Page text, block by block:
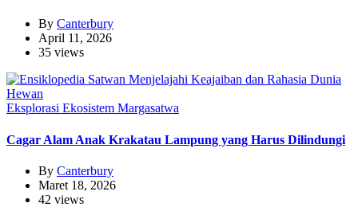
By Canterbury
April 11, 2026
35 views
Eksplorasi Ekosistem Margasatwa
Cagar Alam Anak Krakatau Lampung yang Harus Dilindungi
By Canterbury
Maret 18, 2026
42 views